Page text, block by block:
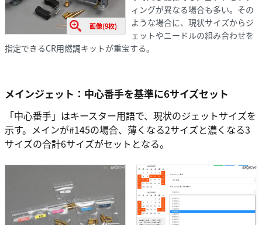
画像(9枚)
ィングが異なる場合も多い。その
ような場合に、現状サイズからジ
ェットやニードルの組み合わせを
指定できるCR用燃調キットが重宝する。
メインジェット：中心番手を基準に6サイズセット
「中心番手」はキースター用語で、現状のジェットサイズを
示す。メインが#145の場合、薄くなる2サイズと濃くなる3
サイズの合計6サイズがセットとなる。